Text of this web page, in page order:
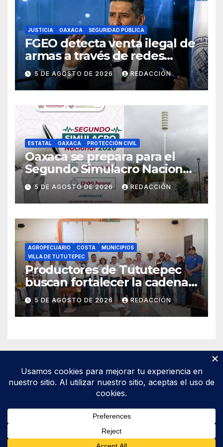
JUSTICIA OAXACA SEGURIDAD PÚBLICA
FGEO detecta venta ilegal de
armas a través de redes
sociales; inicia
investigaciones y advierte
riesgos
5 DE AGOSTO DE 2026 REDACCIÓN
ESTATAL OAXACA PROTECCIÓN CIVIL
Oaxaca se prepara para el
Segundo Simulacro Nacional
2026, que se realizará el 19 de
septiembre
5 DE AGOSTO DE 2026 REDACCIÓN
AGROPECUARIO COSTA
MUNICIPIOS
VILLA DE TUTUTEPEC
Productores de Tututepec
buscan fortalecer la cadena
láctea regional
5 DE AGOSTO DE 2026 REDACCIÓN